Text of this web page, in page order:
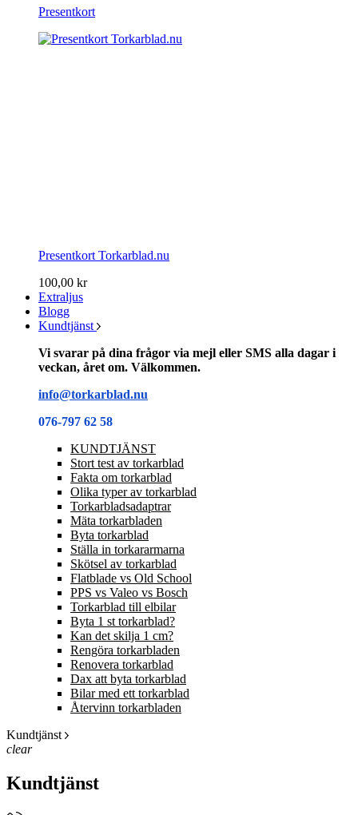
Presentkort
Presentkort Torkarblad.nu
100,00 kr
Extraljus
Blogg
Kundtjänst
Vi svarar på dina frågor via mejl eller SMS alla dagar i
veckan, året om. Välkommen.
info@torkarblad.nu
076-797 62 58
KUNDTJÄNST
Stort test av torkarblad
Fakta om torkarblad
Olika typer av torkarblad
Torkarbladsadaptrar
Mäta torkarbladen
Byta torkarblad
Ställa in torkararmarna
Skötsel av torkarblad
Flatblade vs Old School
PPS vs Valeo vs Bosch
Torkarblad till elbilar
Byta 1 st torkarblad?
Kan det skilja 1 cm?
Rengöra torkarbladen
Renovera torkarblad
Dax att byta torkarblad
Bilar med ett torkarblad
Återvinn torkarbladen
Kundtjänst
clear
Kundtjänst